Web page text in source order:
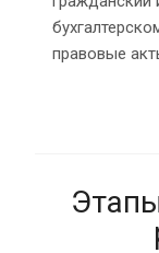
правовые